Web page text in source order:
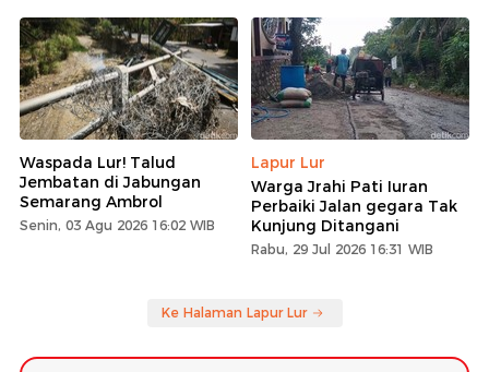
Waspada Lur! Talud
Jembatan di Jabungan
Semarang Ambrol
Senin, 03 Agu 2026 16:02 WIB
Lapur Lur
Warga Jrahi Pati Iuran
Perbaiki Jalan gegara Tak
Kunjung Ditangani
Rabu, 29 Jul 2026 16:31 WIB
Ke Halaman Lapur Lur